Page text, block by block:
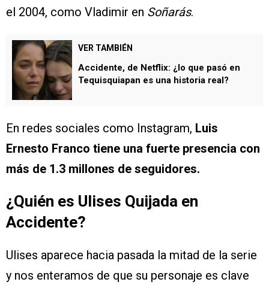
el 2004, como Vladimir en Soñarás.
VER TAMBIÉN
Accidente, de Netflix: ¿lo que pasó en
Tequisquiapan es una historia real?
En redes sociales como Instagram, Luis
Ernesto Franco tiene una fuerte presencia con
más de 1.3 millones de seguidores.
¿Quién es Ulises Quijada en
Accidente?
Ulises aparece hacia pasada la mitad de la serie
y nos enteramos de que su personaje es clave